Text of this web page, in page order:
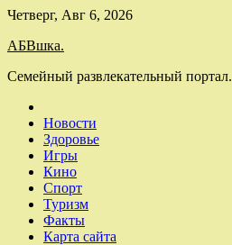
Skip
content
Четверг, Авг 6, 2026
АБВшка.
Семейный развлекательный портал.
Новости
Здоровье
Игры
Кино
Спорт
Туризм
Факты
Карта сайта